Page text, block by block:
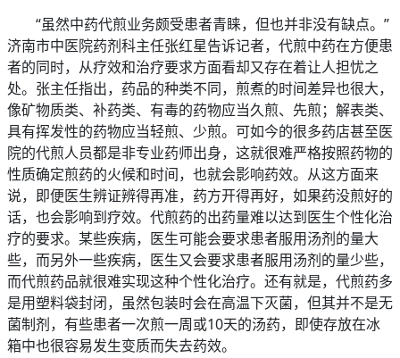
“虽然中药代煎业务颇受患者青睐，但也并非没有缺点。”
济南市中医院药剂科主任张红星告诉记者，代煎中药在方便患
者的同时，从疗效和治疗要求方面看却又存在着让人担忧之
处。张主任指出，药品的种类不同，煎煮的时间差异也很大，
像矿物质类、补药类、有毒的药物应当久煎、先煎；解表类、
具有挥发性的药物应当轻煎、少煎。可如今的很多药店甚至医
院的代煎人员都是非专业药师出身，这就很难严格按照药物的
性质确定煎药的火候和时间，也就会影响药效。从这方面来
说，即便医生辨证辨得再准，药方开得再好，如果药没煎好的
话，也会影响到疗效。代煎药的出药量难以达到医生个性化治
疗的要求。某些疾病，医生可能会要求患者服用汤剂的量大
些，而另外一些疾病，医生又会要求患者服用汤剂的量少些，
而代煎药品就很难实现这种个性化治疗。还有就是，代煎药多
是用塑料袋封闭，虽然包装时会在高温下灭菌，但其并不是无
菌制剂，有些患者一次煎一周或10天的汤药，即使存放在冰
箱中也很容易发生变质而失去药效。